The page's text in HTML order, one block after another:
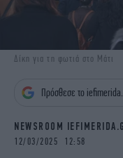
PODCAST
iBOOKS
MEDIA
NEWSLETTER
Δίκη για τη φωτιά στο Μάτι
Πρόσθεσε το
NEWSROOM
12/03/2025 12:58